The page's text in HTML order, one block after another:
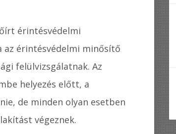
érintésvédelmi
érintésvédelmi minősítő
felülvizsgálatnak. Az
helyezés előtt, a
de minden olyan esetben
végeznek.